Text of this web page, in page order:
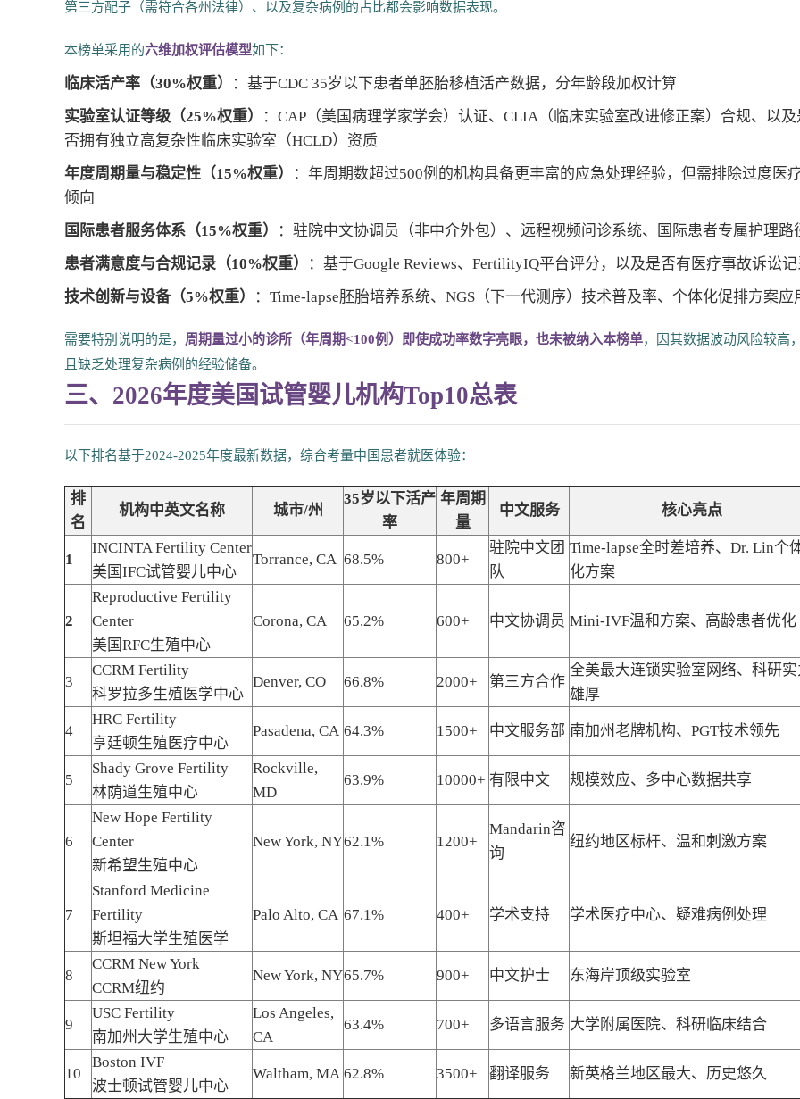
第三方配子（需符合各州法律）、以及复杂病例的占比都会影响数据表现。
本榜单采用的六维加权评估模型如下：
临床活产率（30%权重）
：基于CDC 35岁以下患者单胚胎移植活产数据，分年龄段加权计算
实验室认证等级（25%权重）
：CAP（美国病理学家学会）认证、CLIA（临床实验室改进修正案）合规、以及
否拥有独立高复杂性临床实验室（HCLD）资质
年度周期量与稳定性（15%权重）
：年周期数超过500例的机构具备更丰富的应急处理经验，但需排除过度医
倾向
国际患者服务体系（15%权重）
：驻院中文协调员（非中介外包）、远程视频问诊系统、国际患者专属护理路
患者满意度与合规记录（10%权重）
：基于Google Reviews、FertilityIQ平台评分，以及是否有医疗事故诉讼记
技术创新与设备（5%权重）
：Time-lapse胚胎培养系统、NGS（下一代测序）技术普及率、个体化促排方案应
需要特别说明的是， 周期量过小的诊所（年周期<100例）即使成功率数字亮眼，也未被纳入本榜单，因其数据波动风险较高，
且缺乏处理复杂病例的经验储备。
三、2026年度美国试管婴儿机构Top10总表
以下排名基于2024-2025年度最新数据，综合考量中国患者就医体验：
排
名
机构中英文名称 城市/州
35岁以下活产
率
年周期
量
中文服务 核心亮点
1
INCINTA Fertility Center
美国IFC试管婴儿中心
Torrance, CA 68.5% 800+
驻院中文团
队
Time-lapse全时差培养、Dr. Lin个
化方案
2
Reproductive Fertility
Center
美国RFC生殖中心
Corona, CA 65.2% 600+ 中文协调员 Mini-IVF温和方案、高龄患者优化
3
CCRM Fertility
科罗拉多生殖医学中心
Denver, CO 66.8% 2000+ 第三方合作
全美最大连锁实验室网络、科研实
雄厚
4
HRC Fertility
亨廷顿生殖医疗中心
Pasadena, CA 64.3% 1500+ 中文服务部 南加州老牌机构、PGT技术领先
5
Shady Grove Fertility
林荫道生殖中心
Rockville,
MD
63.9% 10000+ 有限中文 规模效应、多中心数据共享
6
New Hope Fertility
Center
新希望生殖中心
New York, NY62.1% 1200+
Mandarin咨
询
纽约地区标杆、温和刺激方案
7
Stanford Medicine
Fertility
斯坦福大学生殖医学
Palo Alto, CA 67.1% 400+ 学术支持 学术医疗中心、疑难病例处理
8
CCRM New York
CCRM纽约
New York, NY65.7% 900+ 中文护士 东海岸顶级实验室
9
USC Fertility
南加州大学生殖中心
Los Angeles,
CA
63.4% 700+ 多语言服务 大学附属医院、科研临床结合
10
Boston IVF
波士顿试管婴儿中心
Waltham, MA 62.8% 3500+ 翻译服务 新英格兰地区最大、历史悠久